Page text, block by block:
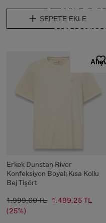
SEPETE EKLE
Erkek Dunstan River
Konfeksiyon Boyalı Kısa Kollu
Bej Tişört
1.999,00 TL 1.499,25 TL
(25%)